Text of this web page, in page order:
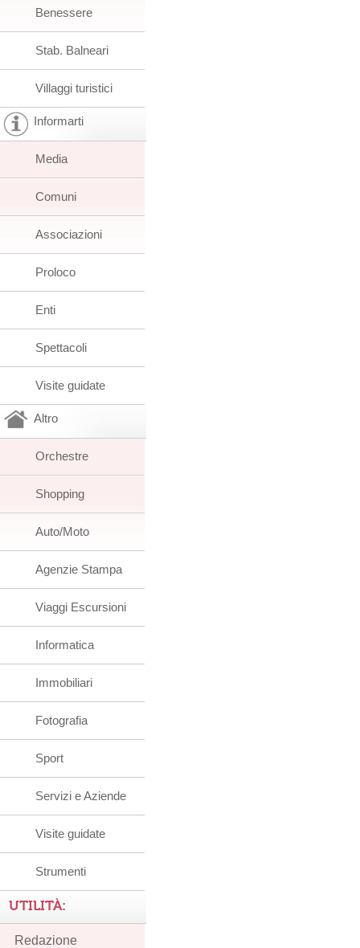
Benessere
Stab. Balneari
Villaggi turistici
Informarti
Media
Comuni
Associazioni
Proloco
Enti
Spettacoli
Visite guidate
Altro
Orchestre
Shopping
Auto/Moto
Agenzie Stampa
Viaggi Escursioni
Informatica
Immobiliari
Fotografia
Sport
Servizi e Aziende
Visite guidate
Strumenti
UTILITÀ:
Redazione